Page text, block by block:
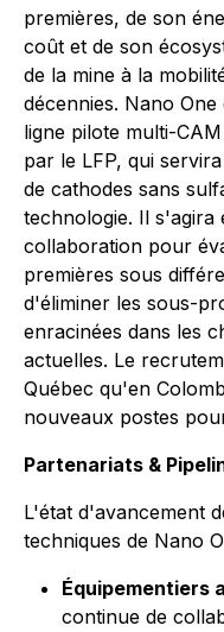
premières, de son
coût et de son
de la mine à la
décennies. Nano
ligne pilote multi-
par le LFP, qui
de cathodes sans
technologie. Il s'agira
collaboration pour
premières sous
d'éliminer les sous-
enracinées dans les
actuelles. Le
Québec qu'en
nouveaux postes
Partenariats &
L'état d'avancement
techniques de Nano
Équipementiers
continue de